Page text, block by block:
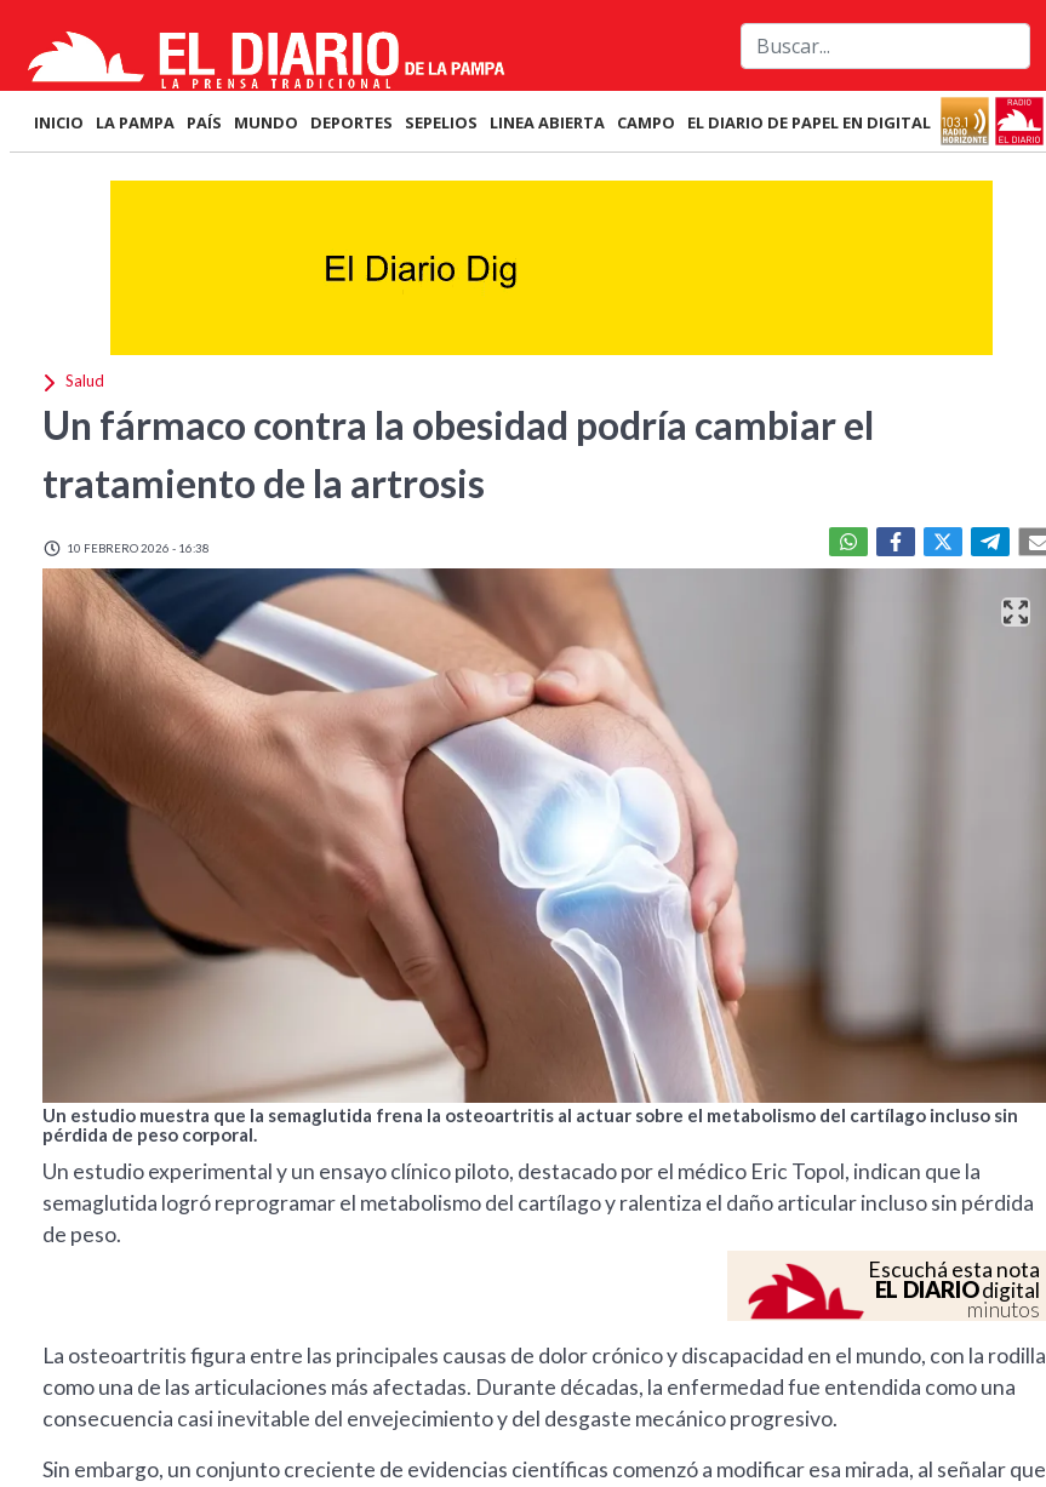
INICIO LA PAMPA PAÍS MUNDO DEPORTES SEPELIOS LINEA ABIERTA CAMPO EL DIARIO DE PAPEL EN DIGITAL
Salud
Un fármaco contra la obesidad podría cambiar el
tratamiento de la artrosis
10 FEBRERO 2026 - 16:38
Un estudio muestra que la semaglutida frena la osteoartritis al actuar sobre el metabolismo del cartílago incluso sin
pérdida de peso corporal.
Un estudio experimental y un ensayo clínico piloto, destacado por el médico Eric Topol, indican que la
semaglutida logró reprogramar el metabolismo del cartílago y ralentiza el daño articular incluso sin pérdida
de peso.
Escuchá esta nota
EL DIARIOdigital
minutos
La osteoartritis figura entre las principales causas de dolor crónico y discapacidad en el mundo, con la rodilla
como una de las articulaciones más afectadas. Durante décadas, la enfermedad fue entendida como una
consecuencia casi inevitable del envejecimiento y del desgaste mecánico progresivo.
Sin embargo, un conjunto creciente de evidencias científicas comenzó a modificar esa mirada, al señalar que